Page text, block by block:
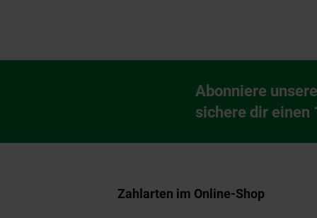
Newsletter
Abonniere
sichere dir einen
Zahlarten im Online-Shop